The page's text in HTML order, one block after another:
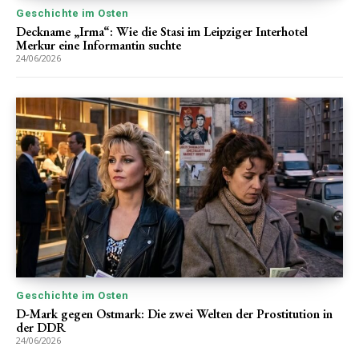
Geschichte im Osten
Deckname „Irma“: Wie die Stasi im Leipziger Interhotel
Merkur eine Informantin suchte
24/06/2026
Geschichte im Osten
D-Mark gegen Ostmark: Die zwei Welten der Prostitution in
der DDR
24/06/2026